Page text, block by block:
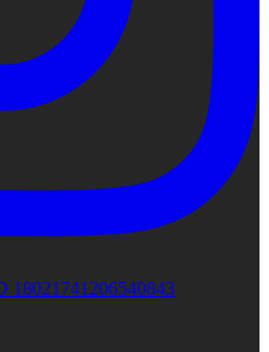
18021741206540843